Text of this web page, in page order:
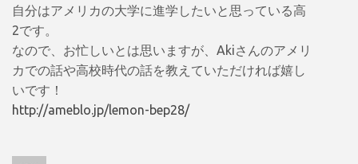
自分はアメリカの大学に進学したいと思っている高
2です。
なので、お忙しいとは思いますが、Akiさんのアメリ
カでの話や高校時代の話を教えていただければ嬉し
いです！
http://ameblo.jp/lemon-bep28/